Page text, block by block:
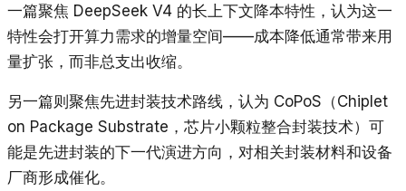
一篇聚焦 DeepSeek V4 的长上下文降本特性，认为这一
特性会打开算力需求的增量空间——成本降低通常带来用
量扩张，而非总支出收缩。
另一篇则聚焦先进封装技术路线，认为 CoPoS（Chiplet
on Package Substrate，芯片小颗粒整合封装技术）可
能是先进封装的下一代演进方向，对相关封装材料和设备
厂商形成催化。